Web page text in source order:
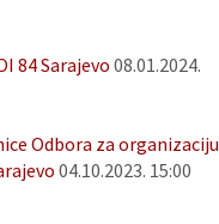
84 Sarajevo 08.01.2024.
Odbora za organizaciju
04.10.2023. 15:00